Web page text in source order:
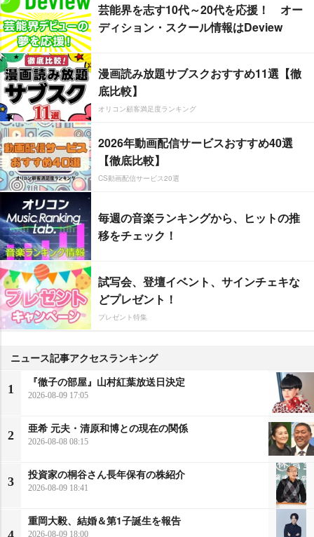
芸能界を志す10代～20代を応援！ オー
ディション・スクール情報はDeview
漫画読み放題サブスクおすすめ11選【徹
底比較】
オリコン顧客満足度ランキング
2026年動画配信サービスおすすめ40選
【徹底比較】
CS動画配信サービス20選
毎週の音楽ランキングから、ヒットの推
移をチェック！
試写会、登壇イベント、サインチェキな
どプレゼント！
プレゼント特集
ニュース記事アクセスランキング
1
『徹子の部屋』山村紅葉放送日決定
2026-08-09 17:05
2
亜希 元夫・清原和博との現在の関係
2026-08-08 08:15
3
投資家の桐谷さん長年保有の株紹介
2026-08-09 18:41
重岡大毅、結婚＆第1子誕生を報告
2026-08-09 18:00